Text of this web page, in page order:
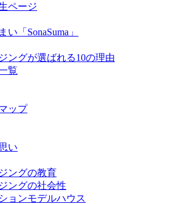
ページ
い「SonaSuma」
ングが選ばれる10の理由
覧
ップ
い
ングの教育
ングの社会性
ョンモデルハウス